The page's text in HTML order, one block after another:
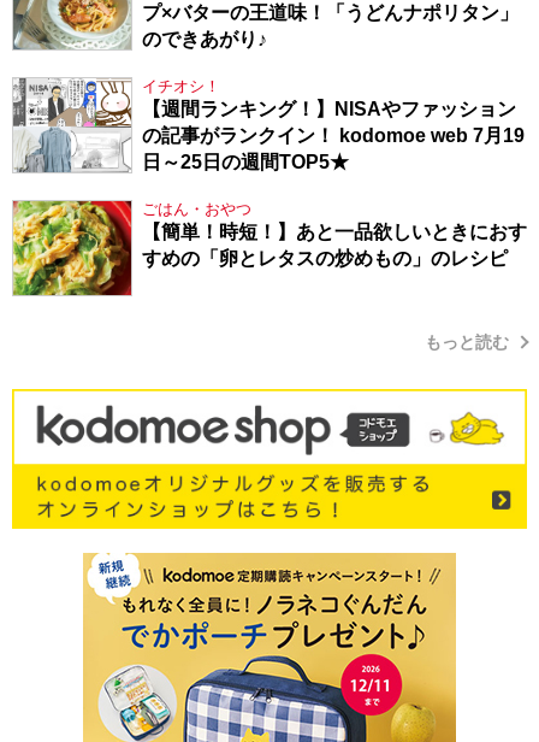
プ×バターの王道味！「うどんナポリタン」
のできあがり♪
イチオシ！
【週間ランキング！】NISAやファッション
の記事がランクイン！ kodomoe web 7月19
日～25日の週間TOP5★
ごはん・おやつ
【簡単！時短！】あと一品欲しいときにおす
すめの「卵とレタスの炒めもの」のレシピ
もっと読む